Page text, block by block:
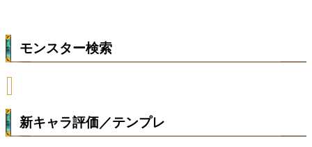
モンスター検索
新キャラ評価／テンプレ